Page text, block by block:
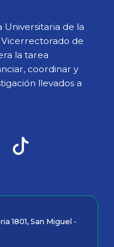
Universitaria de la
de
la tarea
coordinar y
llevados a
1801, San Miguel -